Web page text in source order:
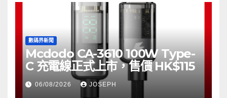
數碼界新聞
Mcdodo CA-3610 100W Type-
C 充電線正式上市，售價 HK$115
06/08/2026 JOSEPH